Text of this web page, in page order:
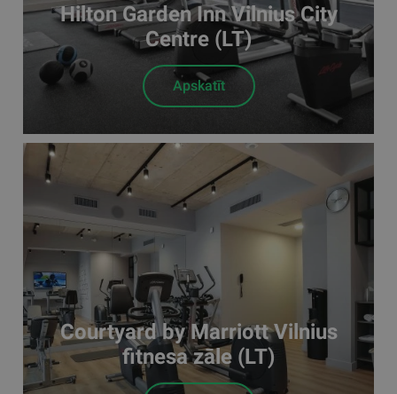
Hilton Garden Inn Vilnius City
Centre (LT)
Apskatīt
Courtyard by Marriott Vilnius
fitnesa zāle (LT)